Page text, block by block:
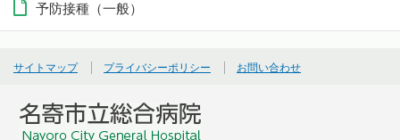
予防接種（一般）
サイトマップ プライバシーポリシー お問い合わせ